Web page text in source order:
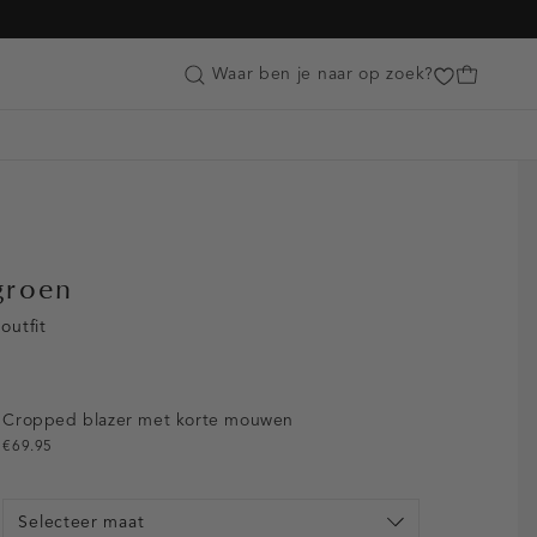
Customer Care
Waar ben je naar op zoek?
Cropped blazer met korte mouwen
€69.95
Selecteer maat